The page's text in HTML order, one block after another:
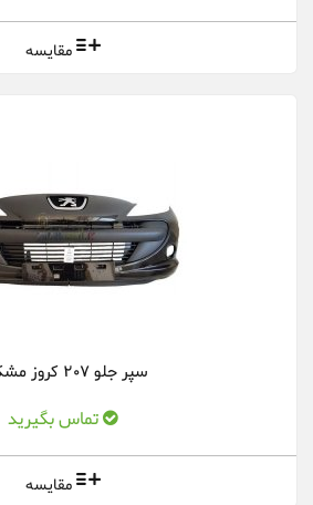
مقایسه
سپر جلو 207 کروز مشکی
تماس بگیرید
مقایسه